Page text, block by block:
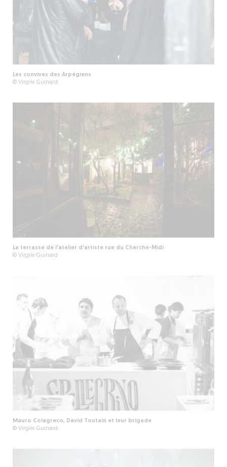
Les convives des Arpégiens
© Virgile Guinard
La terrasse de l'atelier d'artiste rue du Cherche-Midi
© Virgile Guinard
Mauro Colagreco, David Toutain et leur brigade
© Virgile Guinard